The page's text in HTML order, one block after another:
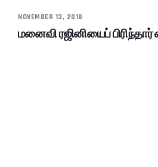
NOVEMBER 13, 2018
மனைவி ரஜினியைப்